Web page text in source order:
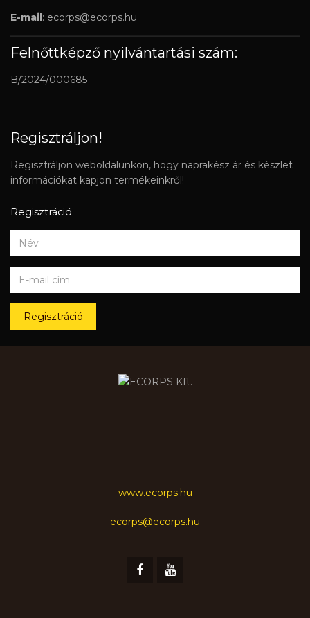
E-mail: ecorps@ecorps.hu
Felnőttképző nyilvántartási szám:
B/2024/000685
Regisztráljon!
Regisztráljon weboldalunkon, hogy naprakész ár és készlet
információkat kapjon termékeinkről!
Regisztráció
Regisztráció
www.ecorps.hu
ecorps@ecorps.hu